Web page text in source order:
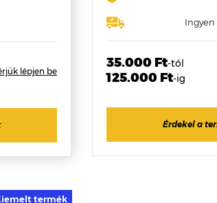
lépjen be
Ingyen
35.000 Ft-tól
125.000 Ft-ig
Érdekel a